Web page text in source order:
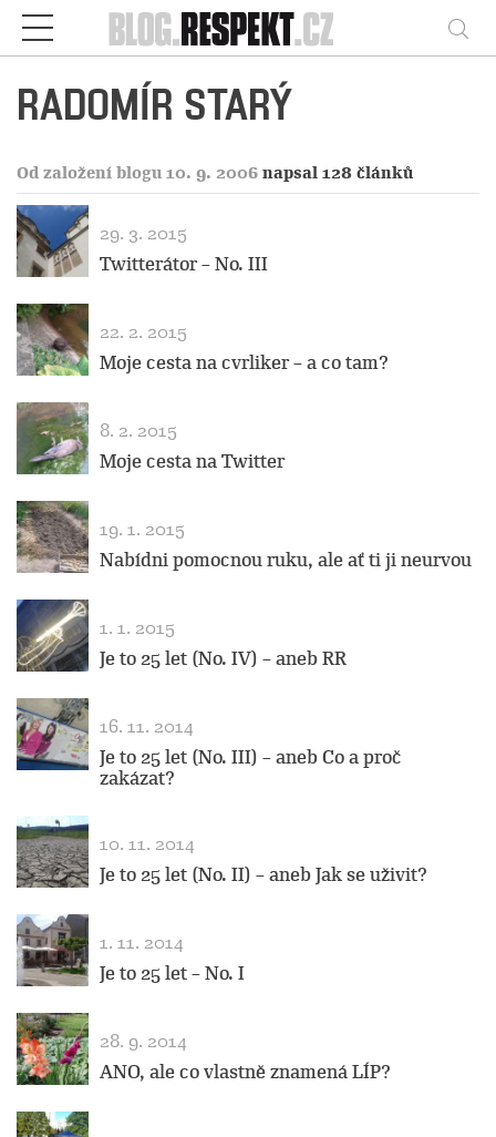
Respekt
RADOMÍR STARÝ
Od založení blogu 10. 9. 2006 napsal 128 článků
29. 3. 2015
Twitterátor – No. III
22. 2. 2015
Moje cesta na cvrliker – a co tam?
8. 2. 2015
Moje cesta na Twitter
19. 1. 2015
Nabídni pomocnou ruku, ale ať ti ji neurvou
1. 1. 2015
Je to 25 let (No. IV) – aneb RR
16. 11. 2014
Je to 25 let (No. III) – aneb Co a proč
zakázat?
10. 11. 2014
Je to 25 let (No. II) – aneb Jak se uživit?
1. 11. 2014
Je to 25 let – No. I
28. 9. 2014
ANO, ale co vlastně znamená LÍP?